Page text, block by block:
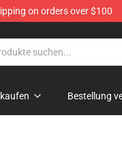
on orders over $100
Bestellung